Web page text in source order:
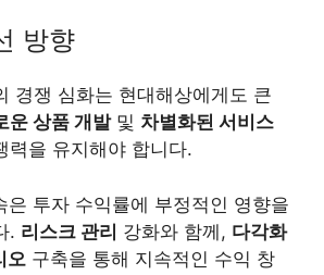
방향
경쟁 심화는 현대해상에게도 큰
운 상품 개발및 차별화된 서비스
력을 유지해야 합니다.
은 투자 수익률에 부정적인 영향을
. 리스크 관리 강화와 함께, 다각화
오 구축을 통해 지속적인 수익 창